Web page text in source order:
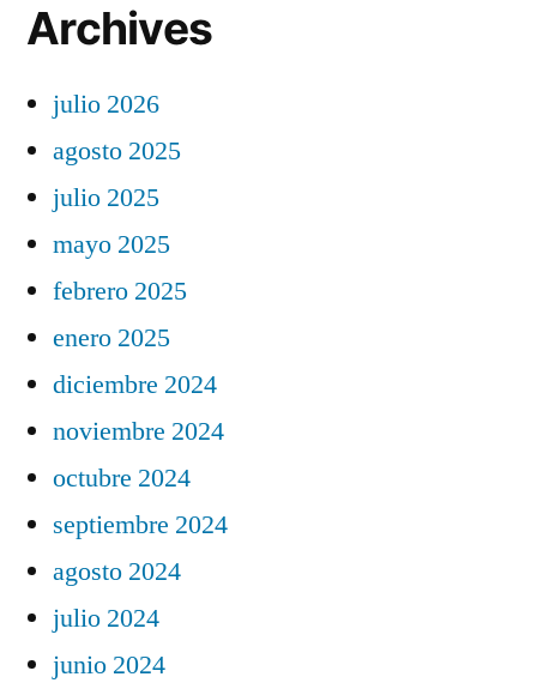
Archives
julio 2026
agosto 2025
julio 2025
mayo 2025
febrero 2025
enero 2025
diciembre 2024
noviembre 2024
octubre 2024
septiembre 2024
agosto 2024
julio 2024
junio 2024